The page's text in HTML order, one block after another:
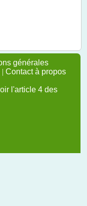
générales
| Contact à propos
l'article 4 des